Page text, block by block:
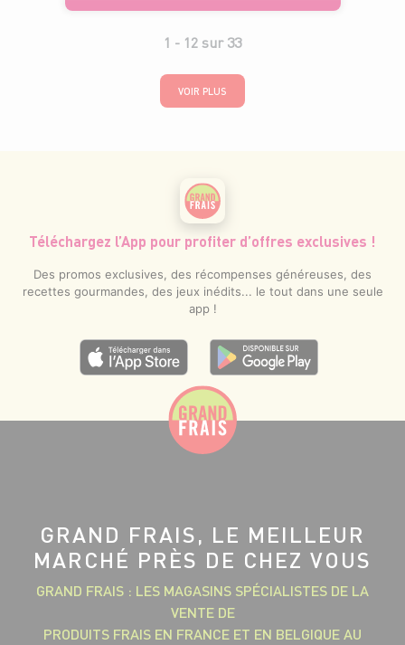
1 - 12sur33
VOIR PLUS
Téléchargez l’App pour profiter d’offres exclusives !
Des promos exclusives, des récompenses généreuses, des
recettes gourmandes, des jeux inédits... le tout dans une seule
app !
GRAND FRAIS, LE MEILLEUR
MARCHÉ PRÈS DE CHEZ VOUS
GRAND FRAIS : LES MAGASINS SPÉCIALISTES DE LA
VENTE DE
PRODUITS FRAIS EN FRANCE ET EN BELGIQUE AU